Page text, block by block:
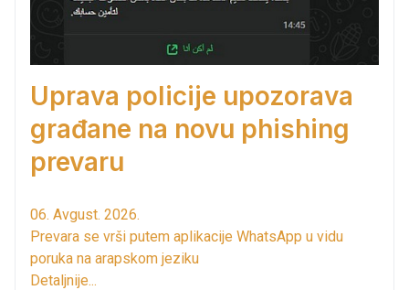
Uprava policije upozorava
građane na novu phishing
prevaru
06. Avgust. 2026.
Prevara se vrši putem aplikacije WhatsApp u vidu
poruka na arapskom jeziku
Detaljnije...